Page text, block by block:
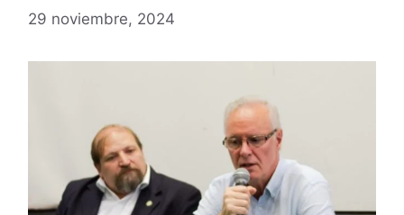
29 noviembre, 2024